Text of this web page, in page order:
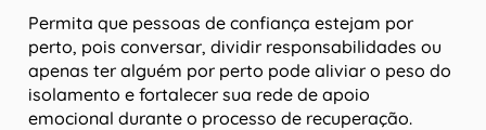
Permita que pessoas de confiança estejam por
perto, pois conversar, dividir responsabilidades ou
apenas ter alguém por perto pode aliviar o peso do
isolamento e fortalecer sua rede de apoio
emocional durante o processo de recuperação.